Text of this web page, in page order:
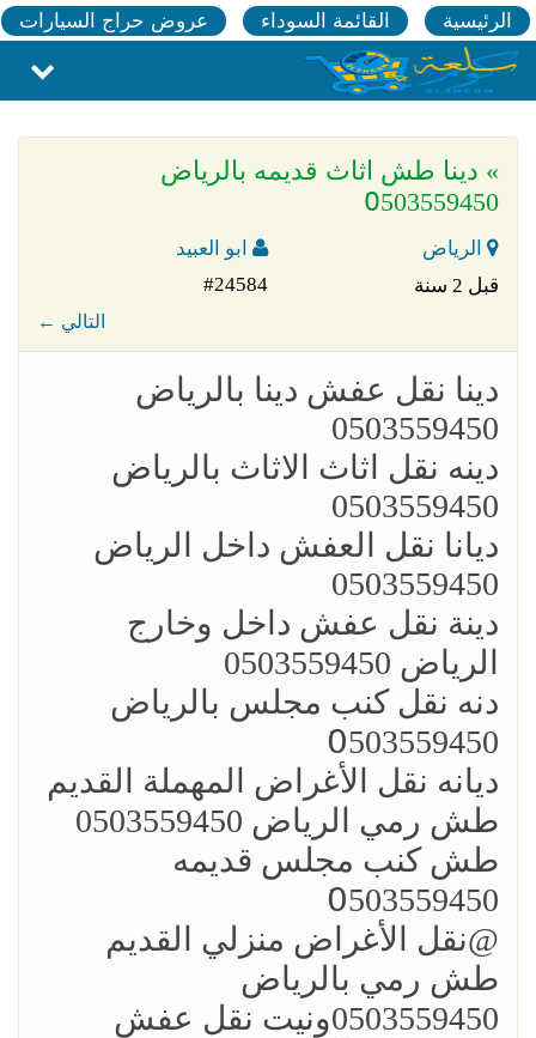
الرئيسية القائمة السوداء عروض حراج السيارات
» دينا طش اثاث قديمه بالرياض
0َ503559450
الرياض
ابو العبيد
قبل 2 سنة
#24584
← التالي
؜دينا نقل عفش دينا بالرياض
0503559450
؜؜دينه نقل اثاث الاثاث بالرياض
0503559450
؜ديانا نقل العفش داخل الرياض
0503559450
؜دينة نقل عفش داخل وخارج
الرياض 0503559450
دنه نقل كنب مجلس بالرياض
0َ503559450
ديانه ؜نقل الأغراض المهملة القديم
طش رمي الرياض 0503559450
طش كنب مجلس قديمه
0َ503559450
؜؜@نقل الأغراض منزلي القديم
طش رمي بالرياض
0503559450ونيت نقل عفش